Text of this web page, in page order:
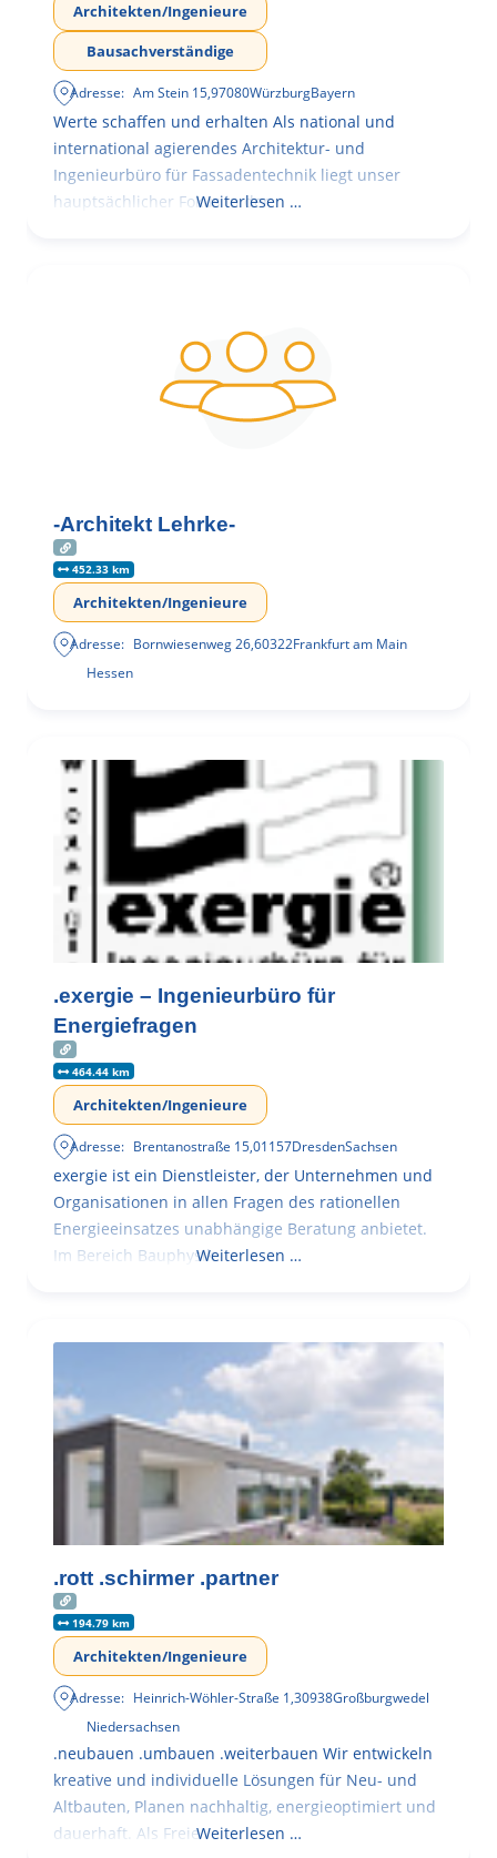
Architekten/Ingenieure
Bausachverständige
Adresse: Am Stein 15,97080WürzburgBayern
Werte schaffen und erhalten Als national und
international agierendes Architektur- und
Ingenieurbüro für Fassadentechnik liegt unser
hauptsächlicher Fokus in der
Weiterlesen …
-Architekt Lehrke-
452.33 km
Architekten/Ingenieure
Adresse: Bornwiesenweg 26,60322Frankfurt am Main
Hessen
.exergie – Ingenieurbüro für
Energiefragen
464.44 km
Architekten/Ingenieure
Adresse: Brentanostraße 15,01157DresdenSachsen
exergie ist ein Dienstleister, der Unternehmen und
Organisationen in allen Fragen des rationellen
Energieeinsatzes unabhängige Beratung anbietet.
Im Bereich BauphysikWeiterlesen …
.rott .schirmer .partner
194.79 km
Architekten/Ingenieure
Adresse: Heinrich-Wöhler-Straße 1,30938Großburgwedel
Niedersachsen
.neubauen .umbauen .weiterbauen Wir entwickeln
kreative und individuelle Lösungen für Neu- und
Altbauten, Planen nachhaltig, energieoptimiert und
dauerhaft. Als FreieWeiterlesen …